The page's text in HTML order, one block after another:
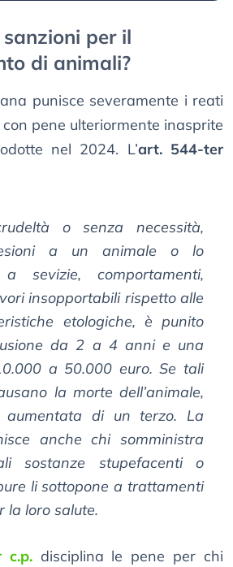
per il
di animali?
punisce severamente i reati
pene ulteriormente inasprite
nel 2024. L’art. 544-ter
o senza necessità,
a un animale o lo
a sevizie, comportamenti,
insopportabili rispetto alle
etologiche, è punito
da 2 a 4 anni e una
a 50.000 euro. Se tali
la morte dell’animale,
di un terzo. La
anche chi somministra
sostanze stupefacenti o
li sottopone a trattamenti
la loro salute.
c.p.disciplina le pene per chi